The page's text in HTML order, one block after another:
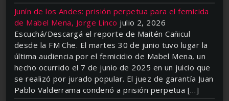
Junín de los Andes: prisión perpetua para el femicida
de Mabel Mena, Jorge Linco julio 2, 2026
Escuchá/Descargá el reporte de Maitén Cañicul
desde la FM Che. El martes 30 de junio tuvo lugar la
última audiencia por el femicidio de Mabel Mena, un
hecho ocurrido el 7 de junio de 2025 en un juicio que
se realizó por jurado popular. El juez de garantía Juan
Pablo Valderrama condenó a prisión perpetua […]